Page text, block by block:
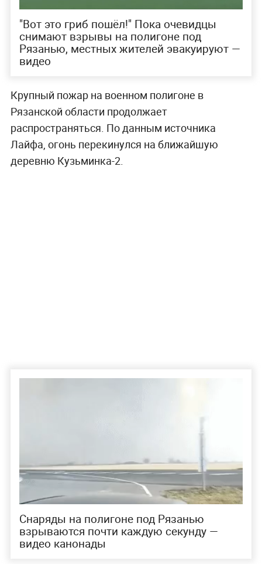
"Вот это гриб пошёл!" Пока очевидцы
снимают взрывы на полигоне под
Рязанью, местных жителей эвакуируют —
видео
Крупный пожар на военном полигоне в
Рязанской области продолжает
распространяться. По данным источника
Лайфа, огонь перекинулся на ближайшую
деревню Кузьминка-2.
Снаряды на полигоне под Рязанью
взрываются почти каждую секунду —
видео канонады